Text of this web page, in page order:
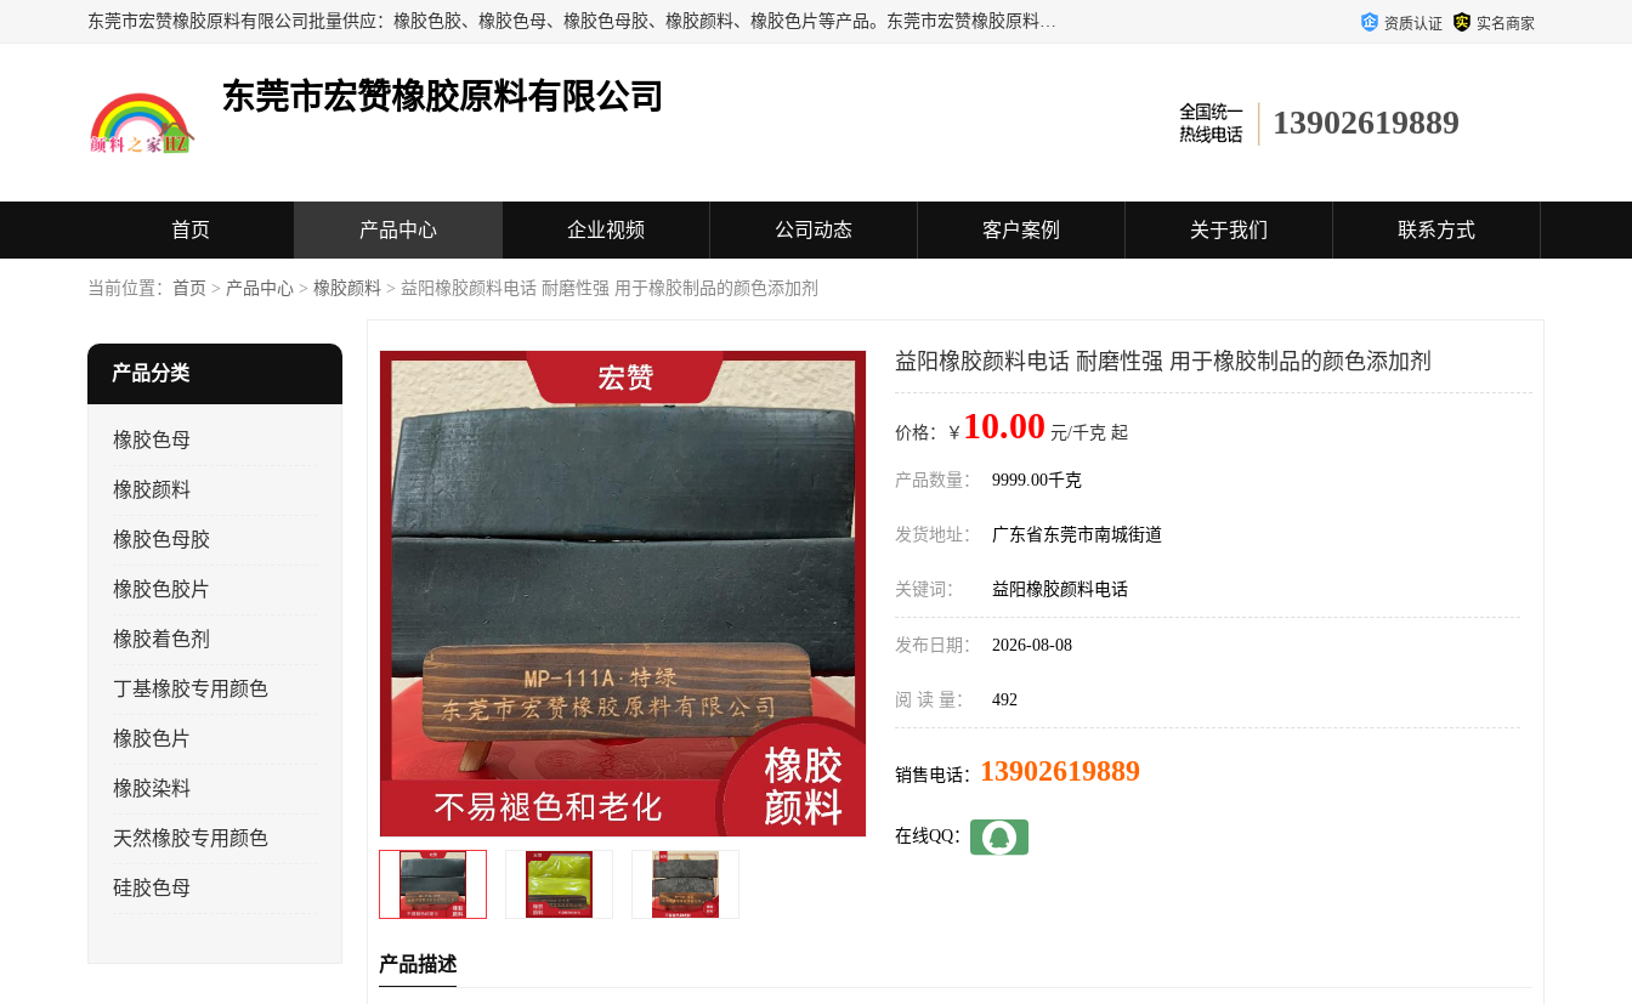
东莞市宏赞橡胶原料有限公司批量供应：橡胶色胶、橡胶色母、橡胶色母胶、橡胶颜料、橡胶色片等产品。东莞市宏赞橡胶原料有限公司经营已经十五年的历史，目前的客户群广达东南亚各国，也是目前橡胶制造密集度高的中国大陆橡胶制品工厂使用多，市场占有率高的色胶专业生产工厂。 资质认证 实名商家
东莞市宏赞橡胶原料有限公司
13902619889
首页 产品中心 企业视频 公司动态 客户案例 关于我们 联系方式
当前位置： 首页 > 产品中心 > 橡胶颜料 > 益阳橡胶颜料电话 耐磨性强 用于橡胶制品的颜色添加剂
产品分类
橡胶色母
橡胶颜料
橡胶色母胶
橡胶色胶片
橡胶着色剂
丁基橡胶专用颜色
橡胶色片
橡胶染料
天然橡胶专用颜色
硅胶色母
益阳橡胶颜料电话 耐磨性强 用于橡胶制品的颜色添加剂
价格：￥ 10.00 元/千克 起
产品数量： 9999.00千克
发货地址： 广东省东莞市南城街道
关键词： 益阳橡胶颜料电话
发布日期： 2026-08-08
阅 读 量： 492
销售电话： 13902619889
在线QQ：
产品描述